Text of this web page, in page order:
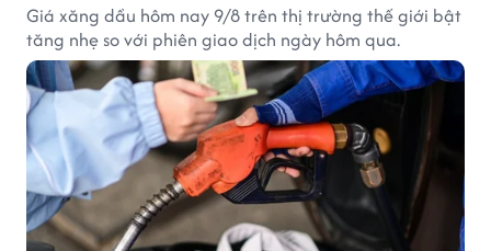
Giá xăng dầu hôm nay 9/8 trên thị trường thế giới bật
tăng nhẹ so với phiên giao dịch ngày hôm qua.